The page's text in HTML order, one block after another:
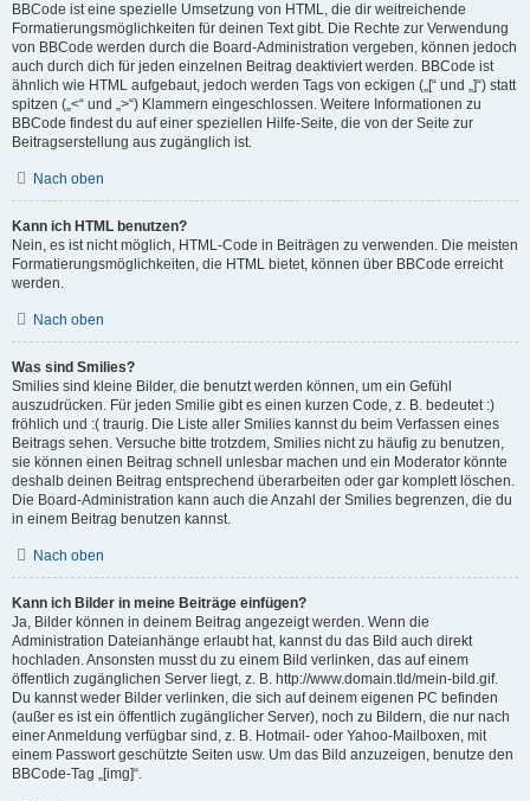
BBCode ist eine spezielle Umsetzung von HTML, die dir weitreichende
Formatierungsmöglichkeiten für deinen Text gibt. Die Rechte zur Verwendung
von BBCode werden durch die Board-Administration vergeben, können jedoch
auch durch dich für jeden einzelnen Beitrag deaktiviert werden. BBCode ist
ähnlich wie HTML aufgebaut, jedoch werden Tags von eckigen („[“ und „]“) statt
spitzen („<“ und „>“) Klammern eingeschlossen. Weitere Informationen zu
BBCode findest du auf einer speziellen Hilfe-Seite, die von der Seite zur
Beitragserstellung aus zugänglich ist.
Nach oben
Kann ich HTML benutzen?
Nein, es ist nicht möglich, HTML-Code in Beiträgen zu verwenden. Die meisten
Formatierungsmöglichkeiten, die HTML bietet, können über BBCode erreicht
werden.
Nach oben
Was sind Smilies?
Smilies sind kleine Bilder, die benutzt werden können, um ein Gefühl
auszudrücken. Für jeden Smilie gibt es einen kurzen Code, z. B. bedeutet :)
fröhlich und :( traurig. Die Liste aller Smilies kannst du beim Verfassen eines
Beitrags sehen. Versuche bitte trotzdem, Smilies nicht zu häufig zu benutzen,
sie können einen Beitrag schnell unlesbar machen und ein Moderator könnte
deshalb deinen Beitrag entsprechend überarbeiten oder gar komplett löschen.
Die Board-Administration kann auch die Anzahl der Smilies begrenzen, die du
in einem Beitrag benutzen kannst.
Nach oben
Kann ich Bilder in meine Beiträge einfügen?
Ja, Bilder können in deinem Beitrag angezeigt werden. Wenn die
Administration Dateianhänge erlaubt hat, kannst du das Bild auch direkt
hochladen. Ansonsten musst du zu einem Bild verlinken, das auf einem
öffentlich zugänglichen Server liegt, z. B. http://www.domain.tld/mein-bild.gif.
Du kannst weder Bilder verlinken, die sich auf deinem eigenen PC befinden
(außer es ist ein öffentlich zugänglicher Server), noch zu Bildern, die nur nach
einer Anmeldung verfügbar sind, z. B. Hotmail- oder Yahoo-Mailboxen, mit
einem Passwort geschützte Seiten usw. Um das Bild anzuzeigen, benutze den
BBCode-Tag „[img]“.